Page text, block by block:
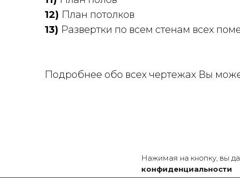
12) План потолков
13) Развертки по всем стенам всех
Подробнее обо всех чертежах Вы
Нажимая на кнопку, вы
конфиденциальности